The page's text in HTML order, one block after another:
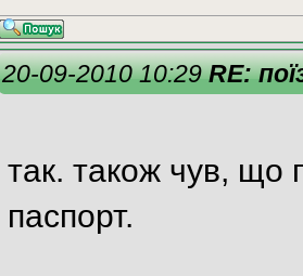
20-09-2010 10:29RE:
так. також чув, що
паспорт.